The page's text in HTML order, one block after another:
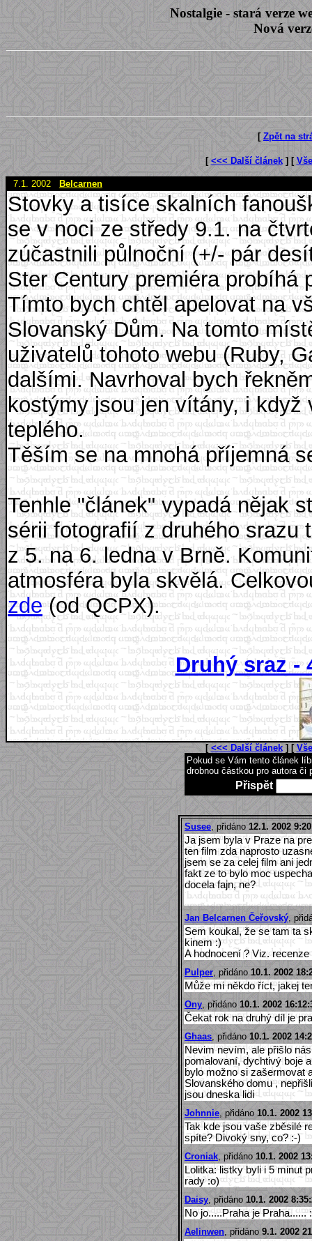
Nostalgie - stará verze
Nová
[ Zpět na
[ <<< Další článek] [
7.1. 2002 Belcarnen
Stovky a tisíce skalních
se v noci ze středy 9.1. na
zúčastnili půlnoční (+/- pár
Ster Century premiéra probíhá
Tímto bych chtěl apelovat na
Slovanský Dům. Na tomto
uživatelů tohoto webu (Ruby,
dalšími. Navrhoval bych
kostýmy jsou jen vítány, i
teplého.
Těším se na mnohá příjemná
Tenhle "článek" vypadá nějak
sérii fotografií z druhého srazu
z 5. na 6. ledna v Brně.
atmosféra byla skvělá.
zde(od QCPX).
Druhý sraz -
[ <<< Další článek] [
Pokud se Vám tento článek
drobnou částkou pro autora či
Přispět
Susee , přidáno 12.1. 2002
Ja jsem byla v Praze na
ten film zda naprosto
jsem se za celej film ani
fakt ze to bylo moc
docela fajn, ne?
Jan Belcarnen Čeřovský ,
Sem koukal, že se tam ta
kinem :)
A hodnocení ? Viz. recenze
Pulper , přidáno 10.1. 2002
Může mi někdo říct, jakej
Ony , přidáno 10.1. 2002
Čekat rok na druhý díl je
Ghaas , přidáno 10.1. 2002
Nevim nevím, ale přišlo
pomalovaní, dychtivý boje
bylo možno si zašermovat
Slovanského domu ,
jsou dneska lidi
Johnnie , přidáno 10.1. 2002
Tak kde jsou vaše zběsilé
spíte? Divoký sny, co? :-)
Croniak , přidáno 10.1. 2002
Lolitka: listky byli i 5 minut
rady :o)
Daisy , přidáno 10.1. 2002
No jo.....Praha je Praha......
Aelinwen , přidáno 9.1. 2002